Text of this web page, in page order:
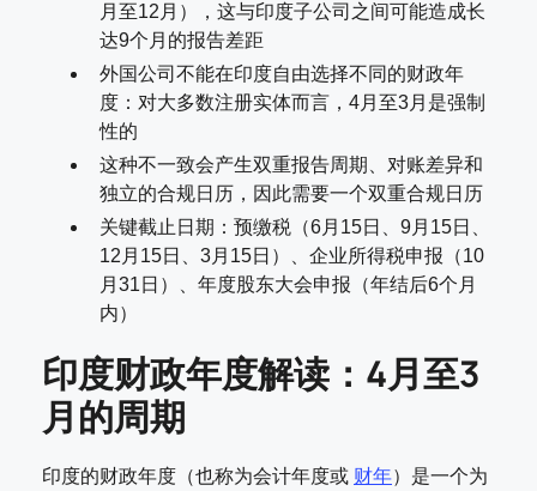
月至12月），这与印度子公司之间可能造成长
达9个月的报告差距
外国公司不能在印度自由选择不同的财政年
度：对大多数注册实体而言，4月至3月是强制
性的
这种不一致会产生双重报告周期、对账差异和
独立的合规日历，因此需要一个双重合规日历
关键截止日期：预缴税（6月15日、9月15日、
12月15日、3月15日）、企业所得税申报（10
月31日）、年度股东大会申报（年结后6个月
内）
印度财政年度解读：4月至3
月的周期
印度的财政年度（也称为会计年度或 财年）是一个为